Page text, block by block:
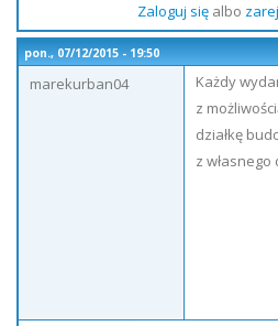
Zaloguj sięalbo
pon., 07/12/2015 - 19:50
marekurban04
Każdy
z
działkę
z